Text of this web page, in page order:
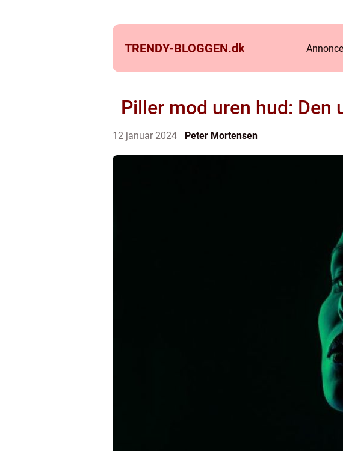
TRENDY-BLOGGEN.dk
Piller mod uren hud:
12 januar 2024 Peter Mortensen